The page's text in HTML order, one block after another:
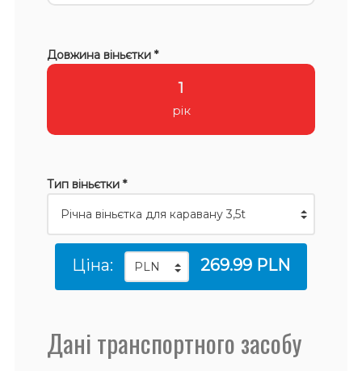
Довжина віньєтки *
1
рік
Тип віньєтки *
Ціна: 269.99 PLN
Дані транспортного засобу